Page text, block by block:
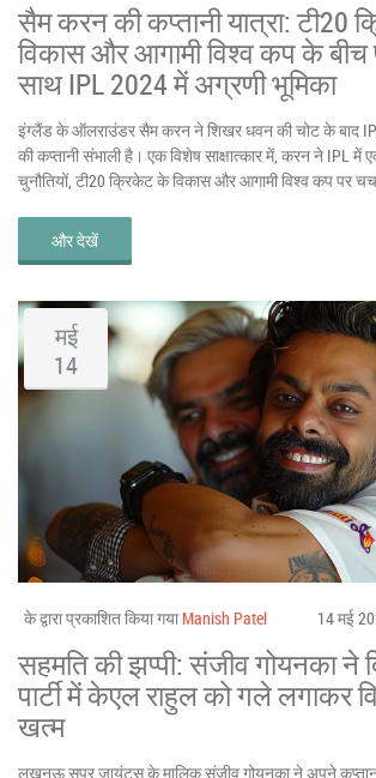
सैम करन की कप्तानी यात्रा: टी20
विकास और आगामी विश्व कप के
साथ IPL 2024 में अग्रणी भूमिका
इंग्लैंड के ऑलराउंडर सैम करन ने शिखर धवन की चोट के बाद
की कप्तानी संभाली है। एक विशेष साक्षात्कार में, करन ने IPL में
चुनौतियों, टी20 क्रिकेट के विकास और आगामी विश्व कप पर
और देखें
मई
14
के द्वारा प्रकाशित किया गया Manish Patel 14 मई
सहमति की झप्पी: संजीव गोयनका ने
पार्टी में केएल राहुल को गले लगाकर
खत्म
लखनऊ सुपर जायंट्स के मालिक संजीव गोयनका ने अपने